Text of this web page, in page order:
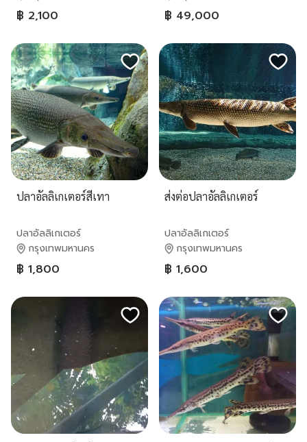
฿ 2,100 ฿ 49,000
ปลาอัลลิเกเตอร์สีเทา
ปลาอัลลิเกเตอร์
กรุงเทพมหานคร
฿ 1,800
ส่งต่อปลาอัลลิเกเตอร์
ปลาอัลลิเกเตอร์
กรุงเทพมหานคร
฿ 1,600